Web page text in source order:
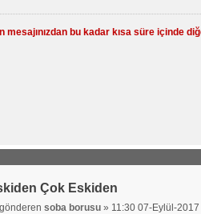
mesajınızdan bu kadar kısa süre içinde
Çok Eskiden
M
gönderensoba borusu » 11:30 07-Eylül-2017